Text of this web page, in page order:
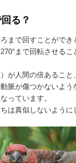
る？
まで回すことができ
まで回転させるこ
が人間の倍あること
脈が傷つかないよう
っています。
は真似しないように